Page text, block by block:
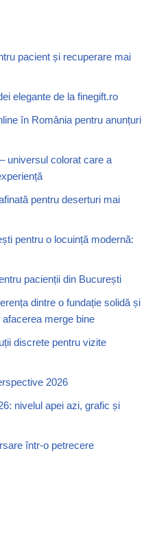
pacient și recuperare mai
elegante de la finegift.ro
în România pentru anunțuri
universul colorat care a
pentru deserturi mai
pentru o locuință modernă:
pacienții din București
dintre o fundație solidă și
merge bine
discrete pentru vizite
2026
nivelul apei azi, grafic și
într-o petrecere